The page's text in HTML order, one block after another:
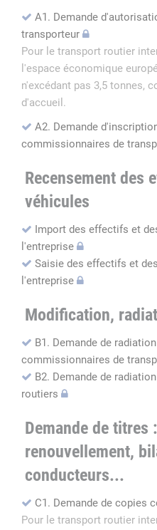
A1. Demande
transporteur
Pour le transport routier
l'espace économique
n'excédant pas 3,5 tonnes,
d'accueil.
A2. Demande
commissionnaires de
Recensement des
véhicules
Import des effectifs et
l'entreprise
Saisie des effectifs et
l'entreprise
Modification,
B1. Demande de
commissionnaires de
B2. Demande de
routiers
Demande de titres
renouvellement,
conducteurs...
C1. Demande de copies
Pour le transport routier